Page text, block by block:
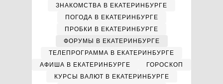
ЗНАКОМСТВА В ЕКАТЕРИНБУРГЕ
ПОГОДА В ЕКАТЕРИНБУРГЕ
ПРОБКИ В ЕКАТЕРИНБУРГЕ
ФОРУМЫ В ЕКАТЕРИНБУРГЕ
ТЕЛЕПРОГРАММА В ЕКАТЕРИНБУРГЕ
АФИША В ЕКАТЕРИНБУРГЕ
ГОРОСКОП
КУРСЫ ВАЛЮТ В ЕКАТЕРИНБУРГЕ